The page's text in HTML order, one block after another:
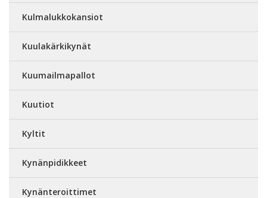
Kulmalukkokansiot
Kuulakärkikynät
Kuumailmapallot
Kuutiot
Kyltit
Kynänpidikkeet
Kynänteroittimet